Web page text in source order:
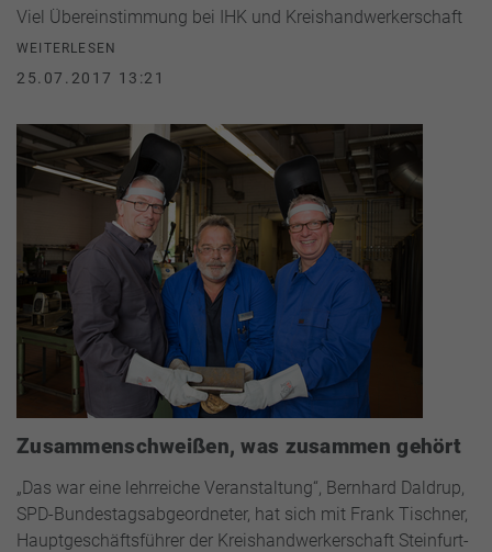
Viel Übereinstimmung bei IHK und Kreishandwerkerschaft
WEITERLESEN
25.07.2017 13:21
Zusammenschweißen, was zusammen gehört
„Das war eine lehrreiche Veranstaltung“, Bernhard Daldrup,
SPD-Bundestagsabgeordneter, hat sich mit Frank Tischner,
Hauptgeschäftsführer der Kreishandwerkerschaft Steinfurt-